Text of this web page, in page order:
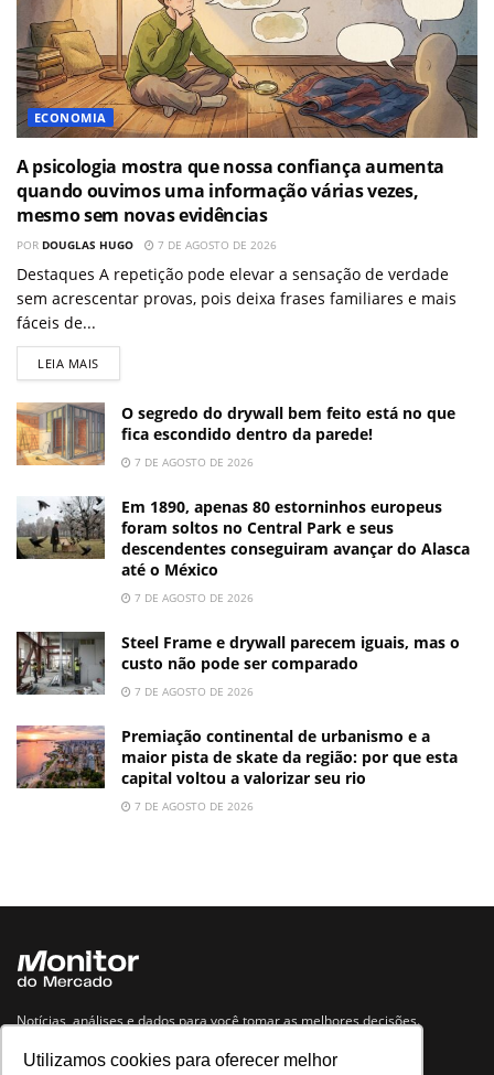
Utilizamos cookies para oferecer melhor
ECONOMIA
A psicologia mostra que nossa confiança aumenta
quando ouvimos uma informação várias vezes,
mesmo sem novas evidências
POR DOUGLAS HUGO 7 DE AGOSTO DE 2026
Destaques A repetição pode elevar a sensação de verdade
sem acrescentar provas, pois deixa frases familiares e mais
fáceis de...
LEIA MAIS
O segredo do drywall bem feito está no que
fica escondido dentro da parede!
7 DE AGOSTO DE 2026
Em 1890, apenas 80 estorninhos europeus
foram soltos no Central Park e seus
descendentes conseguiram avançar do Alasca
até o México
7 DE AGOSTO DE 2026
Steel Frame e drywall parecem iguais, mas o
custo não pode ser comparado
7 DE AGOSTO DE 2026
Premiação continental de urbanismo e a
maior pista de skate da região: por que esta
capital voltou a valorizar seu rio
7 DE AGOSTO DE 2026
Notícias, análises e dados para você tomar as melhores decisões.
Navegue no site